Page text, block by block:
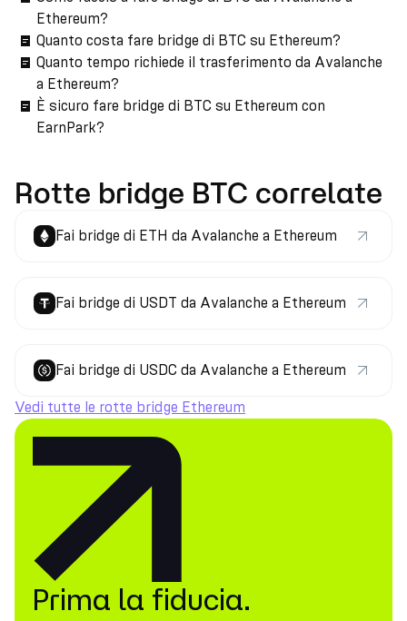
Ethereum?
Quanto costa fare bridge di BTC su Ethereum?
Quanto tempo richiede il trasferimento da Avalanche
a Ethereum?
È sicuro fare bridge di BTC su Ethereum con
EarnPark?
Rotte bridge BTC correlate
Fai bridge di ETH da Avalanche a Ethereum
Fai bridge di USDT da Avalanche a Ethereum
Fai bridge di USDC da Avalanche a Ethereum
Vedi tutte le rotte bridge Ethereum
Prima la fiducia.